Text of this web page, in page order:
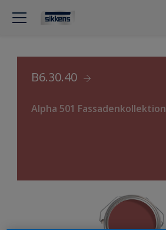
B6.30.40
Alpha 501 Fassadenkollektion